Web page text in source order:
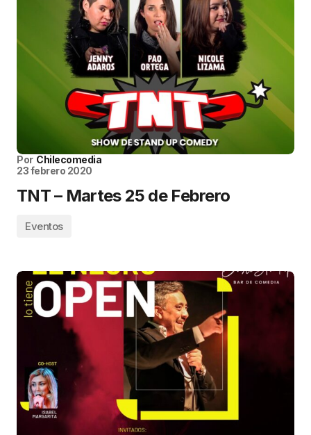
Por Chilecomedia
23 febrero 2020
TNT – Martes 25 de Febrero
Eventos